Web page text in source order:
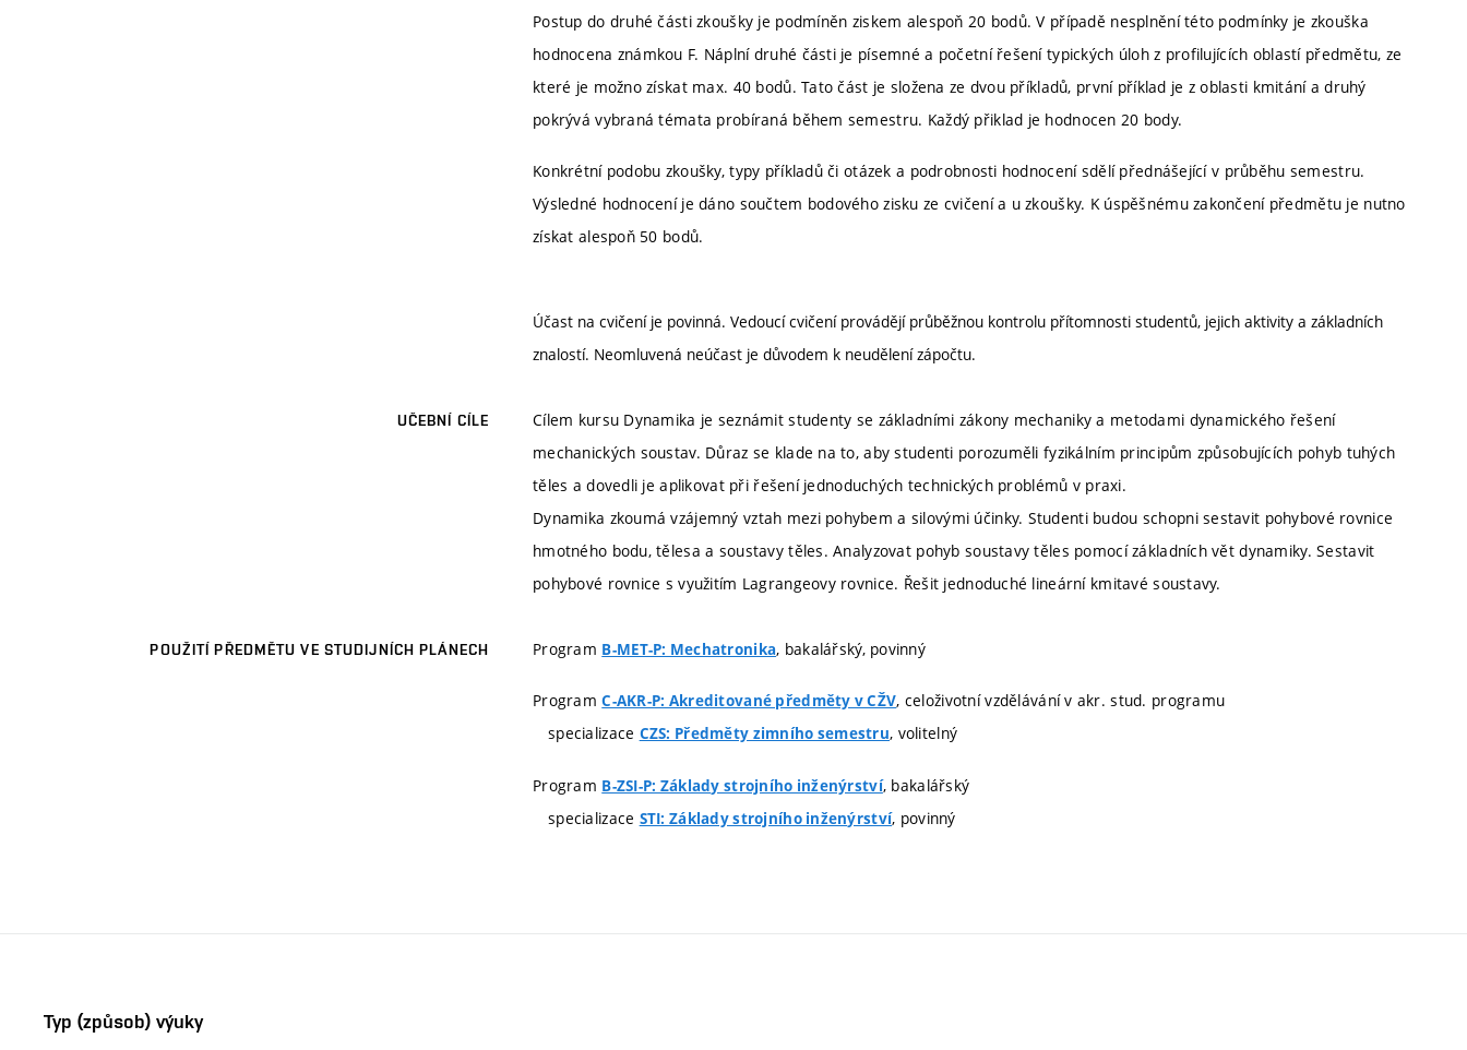
Postup do druhé části zkoušky je podmíněn ziskem alespoň 20 bodů. V případě nesplnění této podmínky je zkouška
hodnocena známkou F. Náplní druhé části je písemné a početní řešení typických úloh z profilujících oblastí předmětu, ze
které je možno získat max. 40 bodů. Tato část je složena ze dvou příkladů, první příklad je z oblasti kmitání a druhý
pokrývá vybraná témata probíraná během semestru. Každý přiklad je hodnocen 20 body.
Konkrétní podobu zkoušky, typy příkladů či otázek a podrobnosti hodnocení sdělí přednášející v průběhu semestru.
Výsledné hodnocení je dáno součtem bodového zisku ze cvičení a u zkoušky. K úspěšnému zakončení předmětu je nutno
získat alespoň 50 bodů.
Účast na cvičení je povinná. Vedoucí cvičení provádějí průběžnou kontrolu přítomnosti studentů, jejich aktivity a základních
znalostí. Neomluvená neúčast je důvodem k neudělení zápočtu.
UČEBNÍ CÍLE
Cílem kursu Dynamika je seznámit studenty se základními zákony mechaniky a metodami dynamického řešení
mechanických soustav. Důraz se klade na to, aby studenti porozuměli fyzikálním principům způsobujících pohyb tuhých
těles a dovedli je aplikovat při řešení jednoduchých technických problémů v praxi.
Dynamika zkoumá vzájemný vztah mezi pohybem a silovými účinky. Studenti budou schopni sestavit pohybové rovnice
hmotného bodu, tělesa a soustavy těles. Analyzovat pohyb soustavy těles pomocí základních vět dynamiky. Sestavit
pohybové rovnice s využitím Lagrangeovy rovnice. Řešit jednoduché lineární kmitavé soustavy.
POUŽITÍ PŘEDMĚTU VE STUDIJNÍCH PLÁNECH Program B-MET-P: Mechatronika, bakalářský, povinný
ProgramC-AKR-P: Akreditované předměty v CŽV, celoživotní vzdělávání v akr. stud. programu
specializace CZS: Předměty zimního semestru, volitelný
Program B-ZSI-P: Základy strojního inženýrství, bakalářský
specializace STI: Základy strojního inženýrství, povinný
Typ (způsob) výuky